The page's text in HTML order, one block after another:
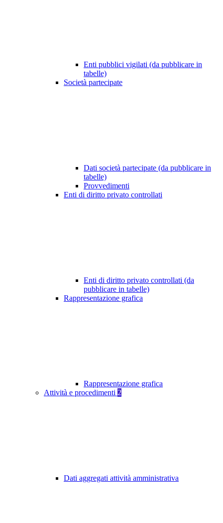
Enti pubblici vigilati (da pubblicare in
tabelle)
Società partecipate
Dati società partecipate (da pubblicare in
tabelle)
Provvedimenti
Enti di diritto privato controllati
Enti di diritto privato controllati (da
pubblicare in tabelle)
Rappresentazione grafica
Rappresentazione grafica
Attività e procedimenti 2
Dati aggregati attività amministrativa